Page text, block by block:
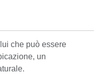
che può essere
un